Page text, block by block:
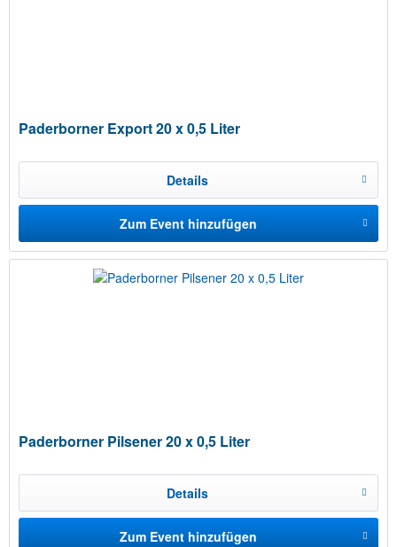
Paderborner Export 20 x 0,5 Liter
Details
Zum Event hinzufügen
Paderborner Pilsener 20 x 0,5 Liter
Details
Zum Event hinzufügen